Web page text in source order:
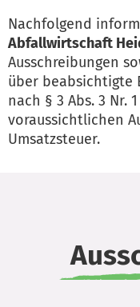
Nachfolgend
Abfallwirtschaft
Ausschreibungen
über beabsichtigte
nach § 3 Abs. 3 Nr.
voraussichtlichen
Umsatzsteuer.